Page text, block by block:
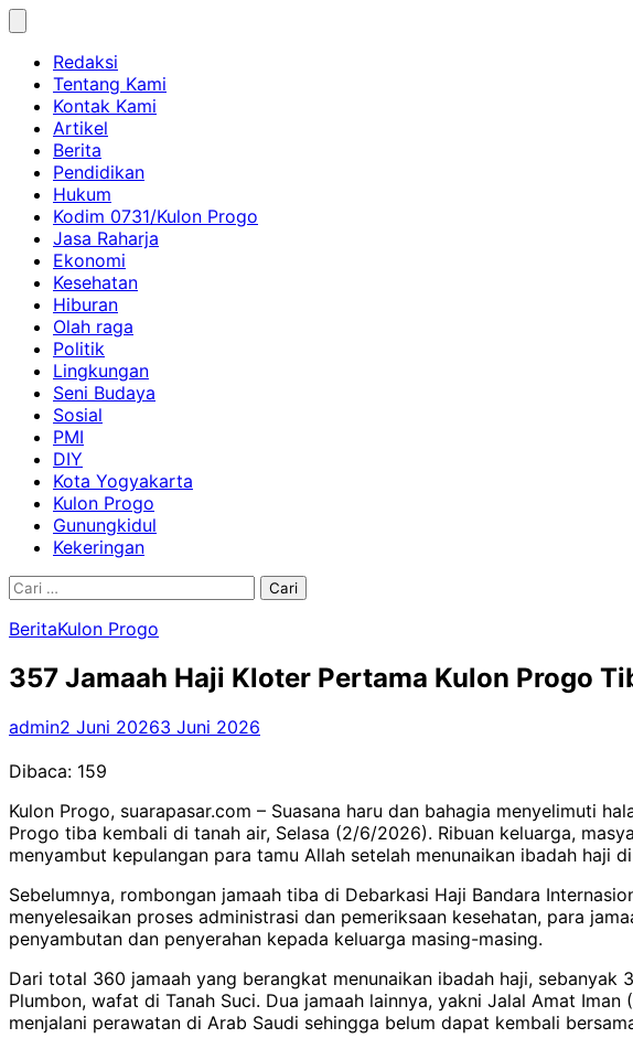
Skip
contentRedaksi
Tentang Kami
Kontak Kami
Artikel
Berita
Pendidikan
Hukum
Kodim 0731/Kulon Progo
Jasa Raharja
Ekonomi
Kesehatan
Hiburan
Olah raga
Politik
Lingkungan
Seni Budaya
Sosial
PMI
DIY
Kota Yogyakarta
Kulon Progo
Gunungkidul
Kekeringan
Cari
BeritaKulon Progo
357 Jamaah Haji Kloter Pertama Kulon Progo
admin2 Juni 20263 Juni 2026
Dibaca: 159
Kulon Progo, suarapasar.com – Suasana haru dan bahagia menyelimuti
Progo tiba kembali di tanah air, Selasa (2/6/2026). Ribuan keluarga,
menyambut kepulangan para tamu Allah setelah menunaikan ibadah haji
Sebelumnya, rombongan jamaah tiba di Debarkasi Haji Bandara
menyelesaikan proses administrasi dan pemeriksaan kesehatan, para
penyambutan dan penyerahan kepada keluarga masing-masing.
Dari total 360 jamaah yang berangkat menunaikan ibadah haji,
Plumbon, wafat di Tanah Suci. Dua jamaah lainnya, yakni Jalal Amat
menjalani perawatan di Arab Saudi sehingga belum dapat kembali